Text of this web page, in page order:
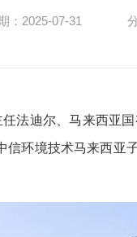
：2025-07-31
法迪尔、马来西亚
环境技术马来西亚